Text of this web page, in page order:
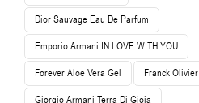
Dior Sauvage Eau De Parfum
Emporio Armani IN LOVE WITH YOU
Forever Aloe Vera Gel Franck Olivier
Giorgio Armani Terra Di Gioia